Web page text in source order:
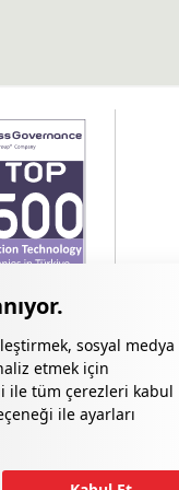
sosyal medya
etmek için
ile tüm çerezleri kabul
ile ayarları
Gizlilik Bildirimi